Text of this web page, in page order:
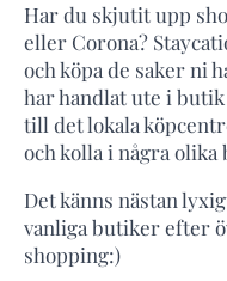
Har du skjutit upp
eller Corona?
och köpa de saker ni
har handlat ute i butik
till det lokala
och kolla i några
Det känns nästan
vanliga butiker efter
shopping:)